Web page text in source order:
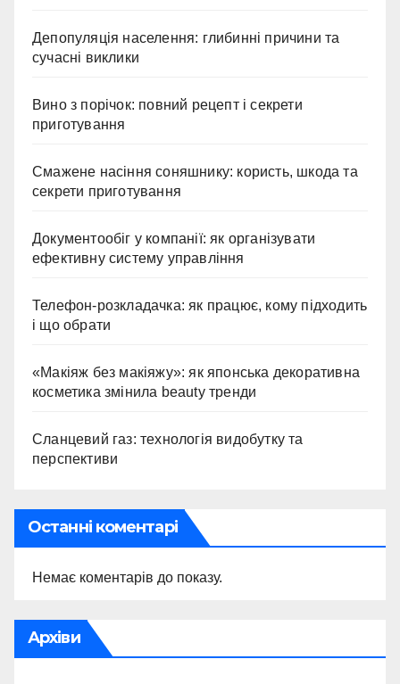
Депопуляція населення: глибинні причини та
сучасні виклики
Вино з порічок: повний рецепт і секрети
приготування
Смажене насіння соняшнику: користь, шкода та
секрети приготування
Документообіг у компанії: як організувати
ефективну систему управління
Телефон-розкладачка: як працює, кому підходить
і що обрати
«Макіяж без макіяжу»: як японська декоративна
косметика змінила beauty тренди
Сланцевий газ: технологія видобутку та
перспективи
Останні коментарі
Немає коментарів до показу.
Архіви